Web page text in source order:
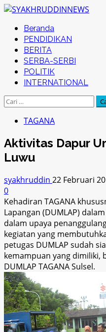
Skip
content
Primary
Menu
Beranda
PENDIDIKAN
BERITA
SERBA-SERBI
POLITIK
INTERNATIONAL
Cari
TAGANA
Aktivitas Dapur
Luwu
syakhruddin 22 Februari
0
Kehadiran TAGANA
Lapangan (DUMLAP)
dalam upaya
kegiatan yang
petugas DUMLAP sudah
kemampuan yang dimiliki,
DUMLAP TAGANA Sulsel.